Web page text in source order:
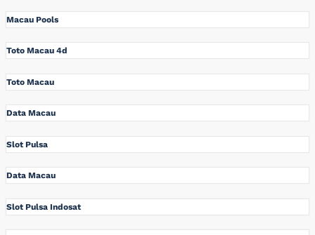
Macau Pools
Toto Macau 4d
Toto Macau
Data Macau
Slot Pulsa
Data Macau
Slot Pulsa Indosat